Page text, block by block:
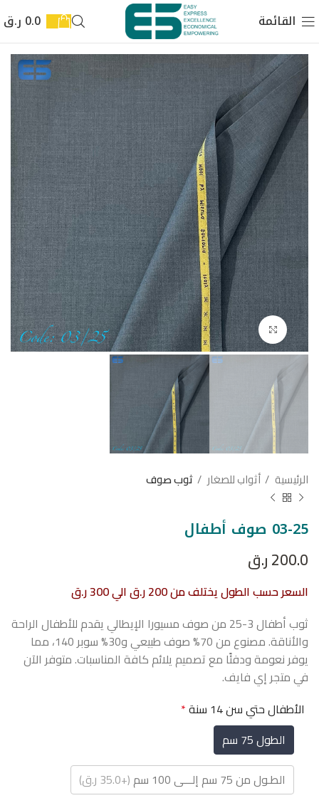
القائمة 0.0 ر.ق
اضغط للتكبير
الرئيسية أثواب للصغار ثوب صوف
03-25 صوف أطفال
200.0ر.ق
السعر حسب الطول يختلف من 200 ر.ق الي 300 ر.ق
ثوب أطفال 3-25 من صوف مسيورا الإيطالي يقدم للأطفال الراحة
والأناقة. مصنوع من 70% صوف طبيعي و30% سوبر 140، مما
يوفر نعومة ودفئًا مع تصميم يلائم كافة المناسبات. متوفر الآن
في متجر إي فايف.
الأطفال حتي سن 14 سنة
*
الطول 75 سم
الطـول من 75 سم إلـــى 100 سم
(+35.0 ر.ق)